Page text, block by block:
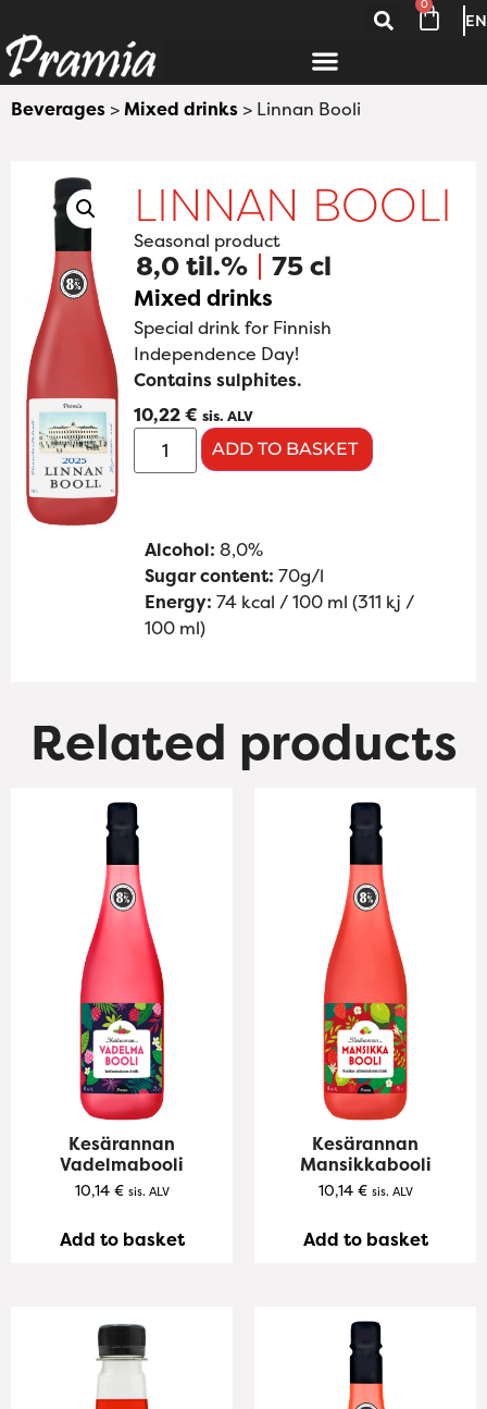
EN
0
Beverages >Mixed drinks > Linnan Booli
LINNAN BOOLI
Seasonal product
8,0 til.% 75 cl
Mixed drinks
Special drink for Finnish
Independence Day!
Contains sulphites.
10,22€ sis. ALV
ADD TO BASKET
Alcohol: 8,0%
Sugar content: 70g/l
Energy: 74 kcal / 100 ml (311 kj /
100 ml)
Related products
Kesärannan
Vadelmabooli
10,14 € sis. ALV
Add to basket
Kesärannan
Mansikkabooli
10,14 € sis. ALV
Add to basket